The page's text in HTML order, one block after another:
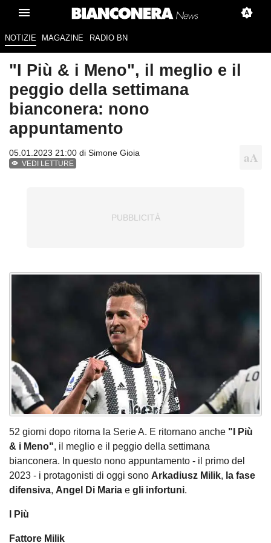
NOTIZIE MAGAZINE RADIO BN
"I Più & i Meno", il meglio e il
peggio della settimana
bianconera: nono
appuntamento
05.01.2023 21:00 di Simone Gioia
VEDI LETTURE
52 giorni dopo ritorna la Serie A. E ritornano anche "I Più
& i Meno", il meglio e il peggio della settimana
bianconera. In questo nono appuntamento - il primo del
2023 - i protagonisti di oggi sono Arkadiusz Milik, la fase
difensiva, Angel Di Maria e gli infortuni.
I Più
Fattore Milik